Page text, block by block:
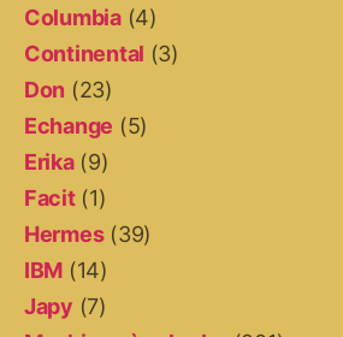
Columbia(4)
Continental (3)
Don (23)
Echange (5)
Erika(9)
Facit(1)
Hermes(39)
IBM (14)
Japy (7)